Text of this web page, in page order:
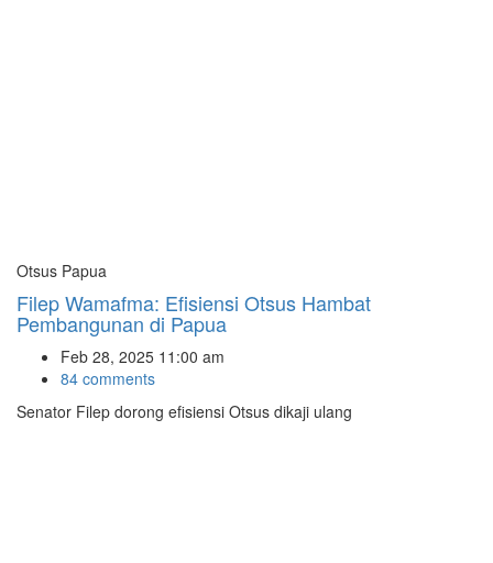
Otsus Papua
Filep Wamafma: Efisiensi Otsus Hambat
Pembangunan di Papua
Feb 28, 2025 11:00 am
84 comments
Senator Filep dorong efisiensi Otsus dikaji ulang